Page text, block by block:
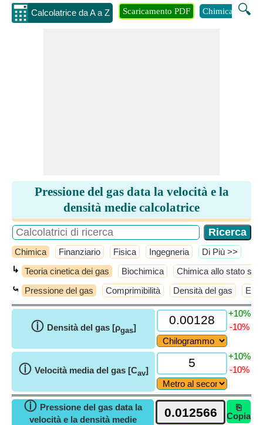
Calcolatrice da A a Z 🔍
Scaricamento PDF Chimica
Pressione del gas data la velocità e la
densità medie calcolatrice
Chimica Finanziario Fisica Ingegneria ​Di Più >>
↳ Teoria cinetica dei gas Biochimica Chimica allo stato
⤿ Pressione del gas Comprimibilità Densità del gas
ⓘ Densità del gas [ρgas]
+10%
-10%
ⓘ Velocità media del gas [Cav]
+10%
-10%
ⓘ Pressione del gas data la
velocità e la densità medie
⎘
Copia